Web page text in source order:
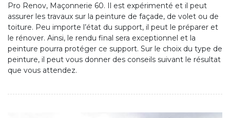
Pro Renov, Maçonnerie 60. Il est expérimenté et il peut
assurer les travaux sur la peinture de façade, de volet ou de
toiture. Peu importe l’état du support, il peut le préparer et
le rénover. Ainsi, le rendu final sera exceptionnel et la
peinture pourra protéger ce support. Sur le choix du type de
peinture, il peut vous donner des conseils suivant le résultat
que vous attendez.